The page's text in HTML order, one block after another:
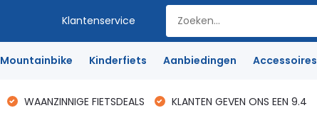
Klantenservice
Mountainbike Kinderfiets Aanbiedingen Accessoires
WAANZINNIGE FIETSDEALS KLANTEN GEVEN ONS EEN 9.4